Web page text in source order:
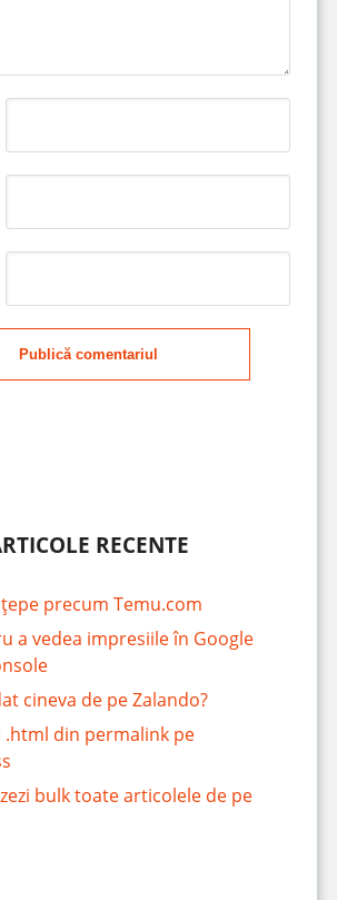
Publică comentariul
RECENTE
precum Temu.com
a vedea impresiile în Google
cineva de pe Zalando?
.html din permalink pe
bulk toate articolele de pe